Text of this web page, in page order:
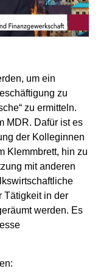
um ein
zu
zu ermitteln.
MDR. Dafür ist es
der Kolleginnen
Klemmbrett, hin zu
mit anderen
Tätigkeit in der
werden. Es